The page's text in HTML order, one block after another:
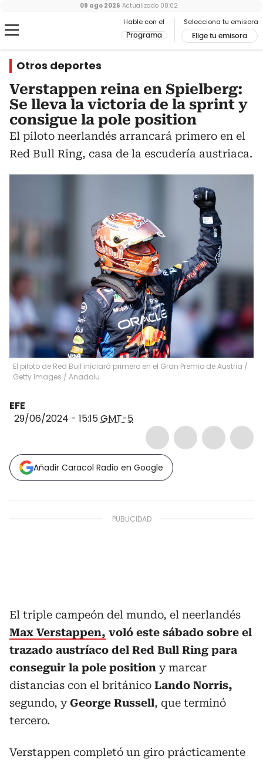
Hable con el
Programa
Selecciona tu emisora
Elige tu emisora
09 ago 2026 Actualizado 08:02
Otros deportes
Verstappen reina en Spielberg:
Se lleva la victoria de la sprint y
consigue la pole position
El piloto neerlandés arrancará primero en el
Red Bull Ring, casa de la escudería austriaca.
El piloto de Red Bull iniciará primero en el Gran Premio de Austria /
Getty Images / Anadolu
EFE
29/06/2024 - 15:15GMT-5
Añadir Caracol Radio en Google
El triple campeón del mundo, el neerlandés
Max Verstappen, voló este sábado sobre el
trazado austríaco del Red Bull Ring para
conseguir la pole position y marcar
distancias con el británico Lando Norris,
segundo, yGeorge Russell, que terminó
tercero.
Verstappen completó un giro prácticamente